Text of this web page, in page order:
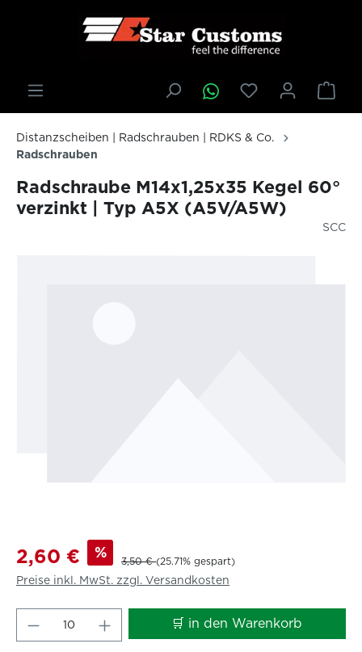
springen
Distanzscheiben | Radschrauben | RDKS & Co.
Radschrauben
Radschraube M14x1,25x35 Kegel 60°
verzinkt | Typ A5X (A5V/A5W)
SCC
2,60 € %
3,50 €(25.71% gespart)
Preise inkl. MwSt. zzgl. Versandkosten
Produkt Anzahl: Gib den🛒 in den Warenkorb